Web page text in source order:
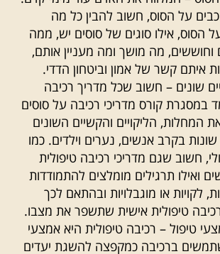
על הסוס, חשוב להבין כל מה
אילו סוגים של סוסים יש, ממה
וחוששים, מה מושך ומה מעניין אותם,
איתם קשר של אמון וביטחון הדדי.
שונים – חשוב שכל מדריך רכיבה
במסגרת קורס מדריכי רכיבה על סוסים
את המחלות, הליקויים והקשיים השונים
שונות בקרב אנשים, נערים וילדים. כמו
חשוב שגם מדריכי רכיבה טיפולית
ואילו תרגילים מומלצים להתמודדות
לקויות או מוגבלויות ובהתאם לכך
רכיבה טיפולית אישית שתשפר את מצבו.
טיפול – רכיבה טיפולית היא אמצעי
ברכיבה כמקפצה להשגת יעדים